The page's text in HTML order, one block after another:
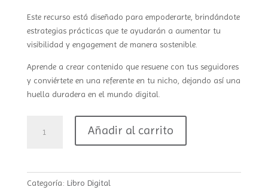
Este recurso está diseñado para empoderarte, brindándote
estrategias prácticas que te ayudarán a aumentar tu
visibilidad y engagement de manera sostenible.
Aprende a crear contenido que resuene con tus seguidores
y conviértete en una referente en tu nicho, dejando así una
huella duradera en el mundo digital.
Mejorando
Instagram
Añadir al carrito
Categoría: Libro Digital